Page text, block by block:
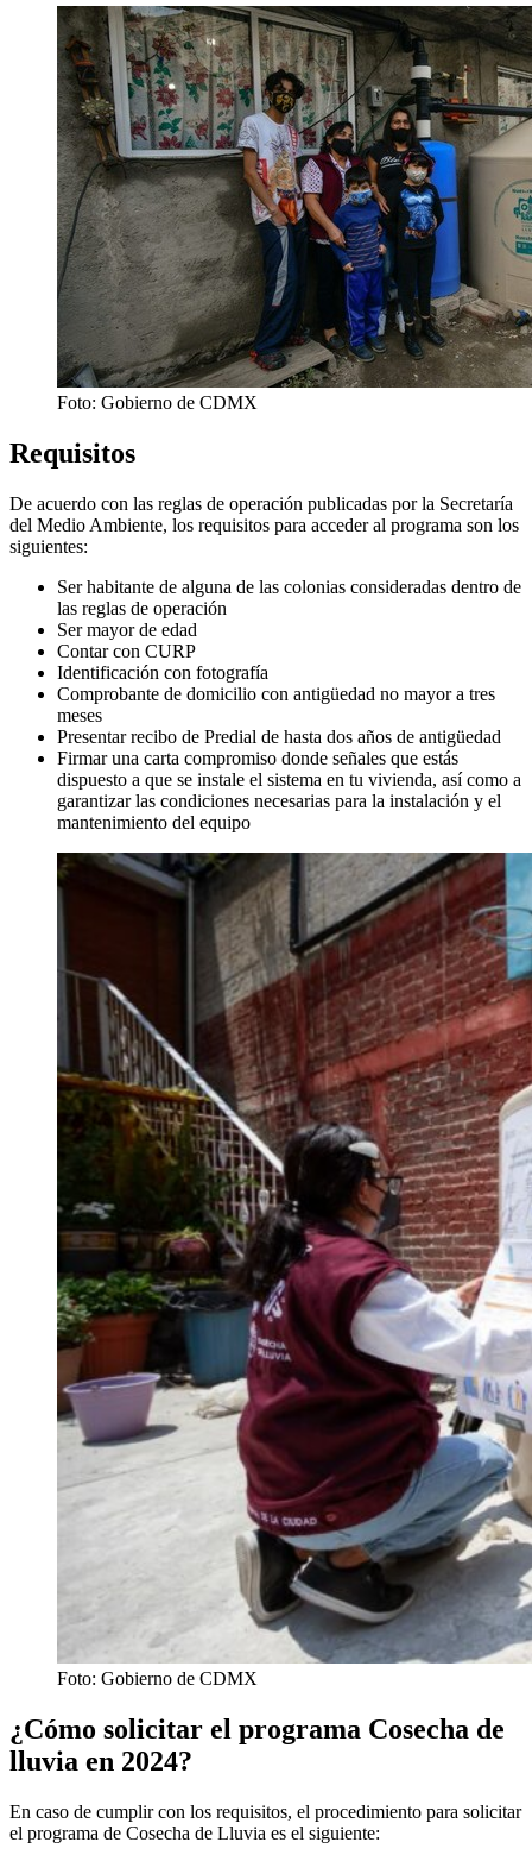
Foto: Gobierno de CDMX
Requisitos
De acuerdo con las reglas de operación publicadas por la Secretaría
del Medio Ambiente, los requisitos para acceder al programa son los
siguientes:
Ser habitante de alguna de las colonias consideradas dentro de
las reglas de operación
Ser mayor de edad
Contar con CURP
Identificación con fotografía
Comprobante de domicilio con antigüedad no mayor a tres
meses
Presentar recibo de Predial de hasta dos años de antigüedad
Firmar una carta compromiso donde señales que estás
dispuesto a que se instale el sistema en tu vivienda, así como a
garantizar las condiciones necesarias para la instalación y el
mantenimiento del equipo
Foto: Gobierno de CDMX
¿Cómo solicitar el programa Cosecha de
lluvia en 2024?
En caso de cumplir con los requisitos, el procedimiento para solicitar
el programa de Cosecha de Lluvia es el siguiente: